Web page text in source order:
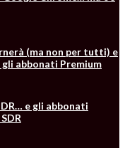
(ma non per tutti) e
gli abbonati Premium
e gli abbonati